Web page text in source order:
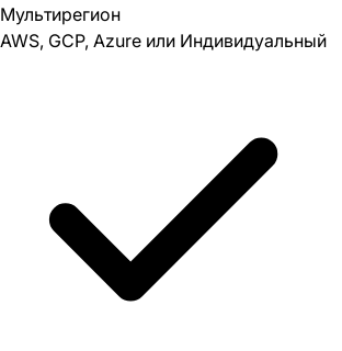
Мультирегион
AWS, GCP, Azure или Индивидуальный